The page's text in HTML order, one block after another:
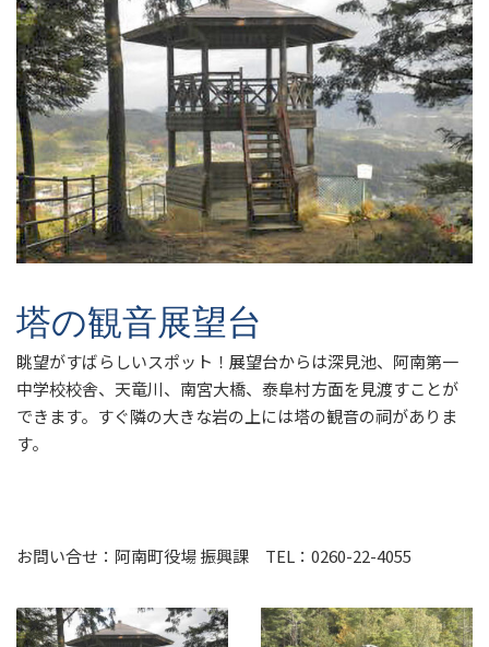
塔の観音展望台
眺望がすばらしいスポット！展望台からは深見池、阿南第一
中学校校舎、天竜川、南宮大橋、泰阜村方面を見渡すことが
できます。すぐ隣の大きな岩の上には塔の観音の祠がありま
す。
お問い合せ：阿南町役場 振興課 TEL：0260-22-4055